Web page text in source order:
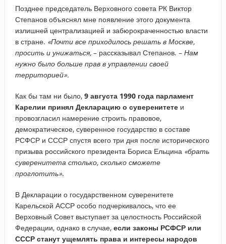
Позднее председатель Верховного совета РК Виктор
Степанов объяснял мне появление этого документа
излишней централизацией и забюрокраченностью власти
в стране. «Почти все приходилось решать в Москве,
просить и унижаться,– рассказывал Степанов. – Нам
нужно было больше прав в управлении своей
территорией».
Как бы там ни было,9 августа 1990 года парламент
Карелии принял Декларацию о суверенитетеи
провозгласил намерение строить правовое,
демократическое, суверенное государство в составе
РСФСР и СССР спустя всего три дня после исторического
призыва российского президента Бориса Ельцина «брать
суверенитета столько, сколько сможете
проглотить».
В Декларации о государственном суверенитете
Карельской АССР особо подчеркивалось, что ее
Верховный Совет выступает за целостность Российской
Федерации, однако в случае, если законы РСФСР или
СССР станут ущемлять права и интересы народов